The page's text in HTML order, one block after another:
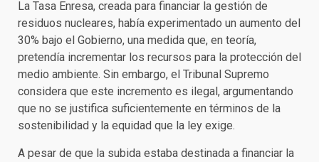
La Tasa Enresa, creada para financiar la gestión de
residuos nucleares, había experimentado un aumento del
30% bajo el Gobierno, una medida que, en teoría,
pretendía incrementar los recursos para la protección del
medio ambiente. Sin embargo, el Tribunal Supremo
considera que este incremento es ilegal, argumentando
que no se justifica suficientemente en términos de la
sostenibilidad y la equidad que la ley exige.
A pesar de que la subida estaba destinada a financiar la